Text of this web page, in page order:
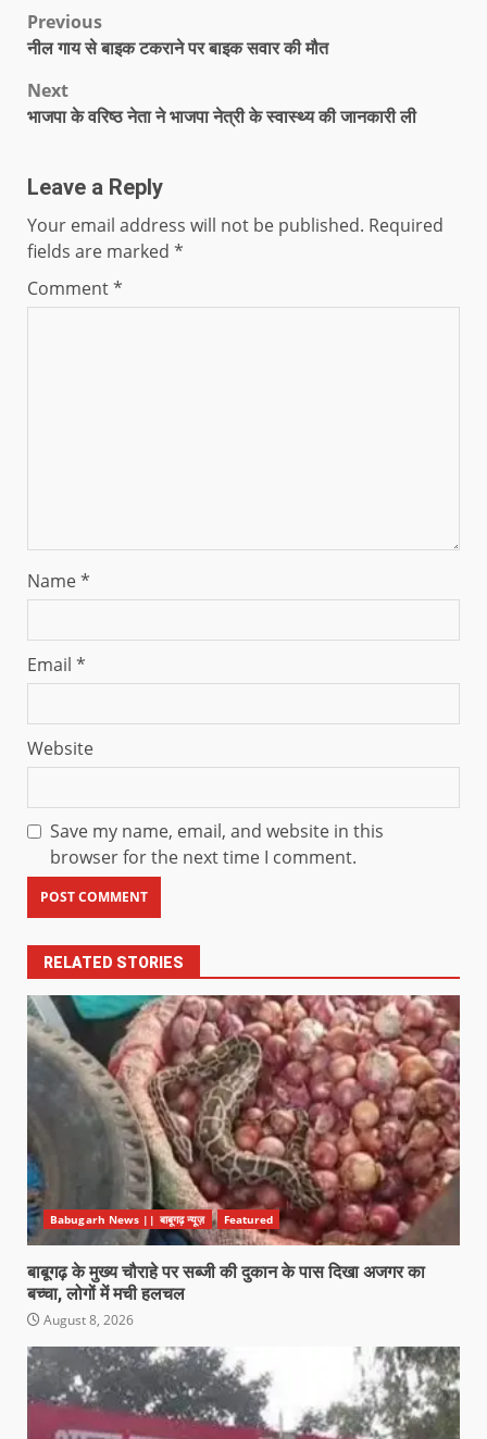
Previous
नील गाय से बाइक टकराने पर बाइक सवार की मौत
Next
भाजपा के वरिष्ठ नेता ने भाजपा नेत्री के स्वास्थ्य की जानकारी ली
Leave a Reply
Your email address will not be published. Required
fields are marked *
Comment*
Name*
Email *
Website
Save my name, email, and website in this
browser for the next time I comment.
RELATED STORIES
Babugarh News || बाबूगढ़ न्यूज़ Featured
बाबूगढ़ के मुख्य चौराहे पर सब्जी की दुकान के पास दिखा अजगर का
बच्चा, लोगों में मची हलचल
August 8, 2026